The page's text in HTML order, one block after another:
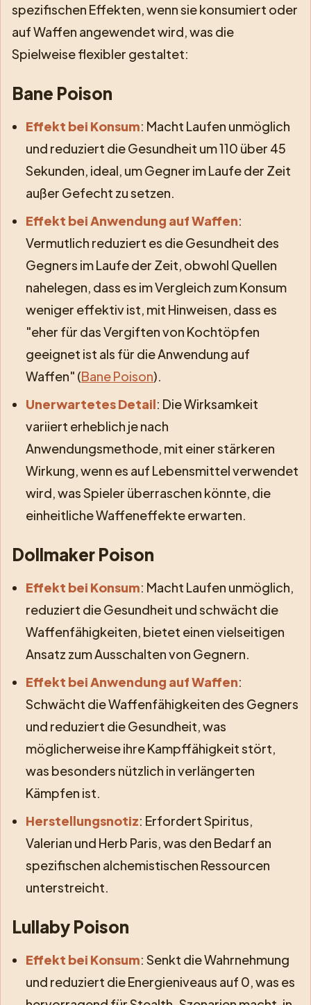
spezifischen Effekten, wenn sie konsumiert oder
auf Waffen angewendet wird, was die
Spielweise flexibler gestaltet:
Bane Poison
Effekt bei Konsum: Macht Laufen unmöglich
und reduziert die Gesundheit um 110 über 45
Sekunden, ideal, um Gegner im Laufe der Zeit
außer Gefecht zu setzen.
Effekt bei Anwendung auf Waffen:
Vermutlich reduziert es die Gesundheit des
Gegners im Laufe der Zeit, obwohl Quellen
nahelegen, dass es im Vergleich zum Konsum
weniger effektiv ist, mit Hinweisen, dass es
"eher für das Vergiften von Kochtöpfen
geeignet ist als für die Anwendung auf
Waffen" (Bane Poison).
Unerwartetes Detail: Die Wirksamkeit
variiert erheblich je nach
Anwendungsmethode, mit einer stärkeren
Wirkung, wenn es auf Lebensmittel verwendet
wird, was Spieler überraschen könnte, die
einheitliche Waffeneffekte erwarten.
Dollmaker Poison
Effekt bei Konsum: Macht Laufen unmöglich,
reduziert die Gesundheit und schwächt die
Waffenfähigkeiten, bietet einen vielseitigen
Ansatz zum Ausschalten von Gegnern.
Effekt bei Anwendung auf Waffen:
Schwächt die Waffenfähigkeiten des Gegners
und reduziert die Gesundheit, was
möglicherweise ihre Kampffähigkeit stört,
was besonders nützlich in verlängerten
Kämpfen ist.
Herstellungsnotiz: Erfordert Spiritus,
Valerian und Herb Paris, was den Bedarf an
spezifischen alchemistischen Ressourcen
unterstreicht.
Lullaby Poison
Effekt bei Konsum: Senkt die Wahrnehmung
und reduziert die Energieniveaus auf 0, was es